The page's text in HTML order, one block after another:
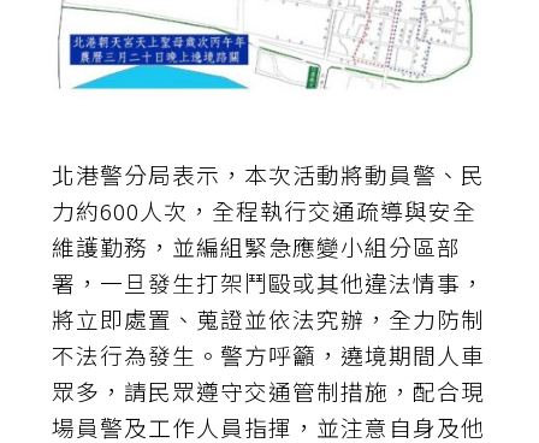
北港警分局表示，本次活動將動員警、民
力約600人次，全程執行交通疏導與安全
維護勤務，並編組緊急應變小組分區部
署，一旦發生打架鬥毆或其他違法情事，
將立即處置、蒐證並依法究辦，全力防制
不法行為發生。警方呼籲，遶境期間人車
眾多，請民眾遵守交通管制措施，配合現
場員警及工作人員指揮，並注意自身及他